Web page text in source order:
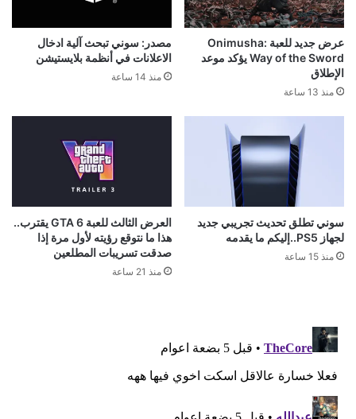
عرض جديد للعبة Onimusha:
Way of the Sword يؤكد موعد
الإطلاق
منذ 13 ساعة
مصدر: سوني تبحث آلية ادخال
الاعلانات في أنظمة بلايستيشن
منذ 14 ساعة
سوني تطلق تحديث تجريبي جديد
لجهاز PS5..إليكم ما يقدمه
منذ 15 ساعة
العرض الثالث للعبة GTA 6 يقترب..
هذا ما نتوقع رؤيته لأول مرة إذا
صدقت تسريبات المطلعين
منذ 21 ساعة